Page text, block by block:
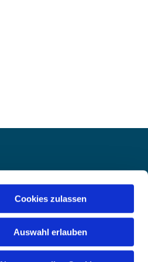
Cookies zulassen
Auswahl erlauben